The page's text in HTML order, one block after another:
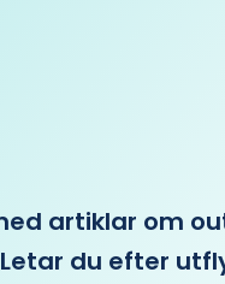
artiklar om
du efter